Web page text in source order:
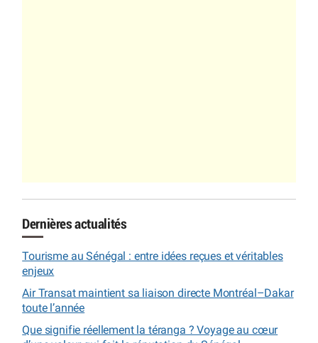
Dernières actualités
Tourisme au Sénégal : entre idées reçues et véritables
enjeux
Air Transat maintient sa liaison directe Montréal–Dakar
toute l’année
Que signifie réellement la téranga ? Voyage au cœur